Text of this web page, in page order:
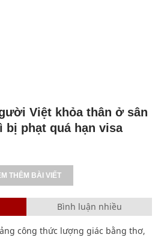
Việt khỏa thân ở sân
bị phạt quá hạn visa
THÊM BÀI VIẾT
Bình luận nhiều
công thức lượng giác bằng thơ,